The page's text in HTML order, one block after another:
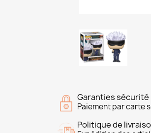
Garanties sécurité
Paiement par carte
Politique de